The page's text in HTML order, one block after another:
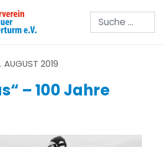
Suchen
AUGUST 2019
– 100 Jahre